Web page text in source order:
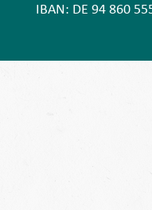
IBAN: DE 94 860